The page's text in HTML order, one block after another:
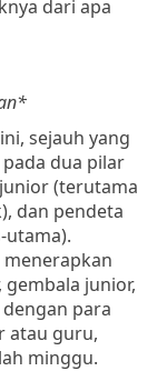
dari apa
sejauh yang
dua pilar
(terutama
dan pendeta
utama).
junior,
para
atau guru,
minggu.